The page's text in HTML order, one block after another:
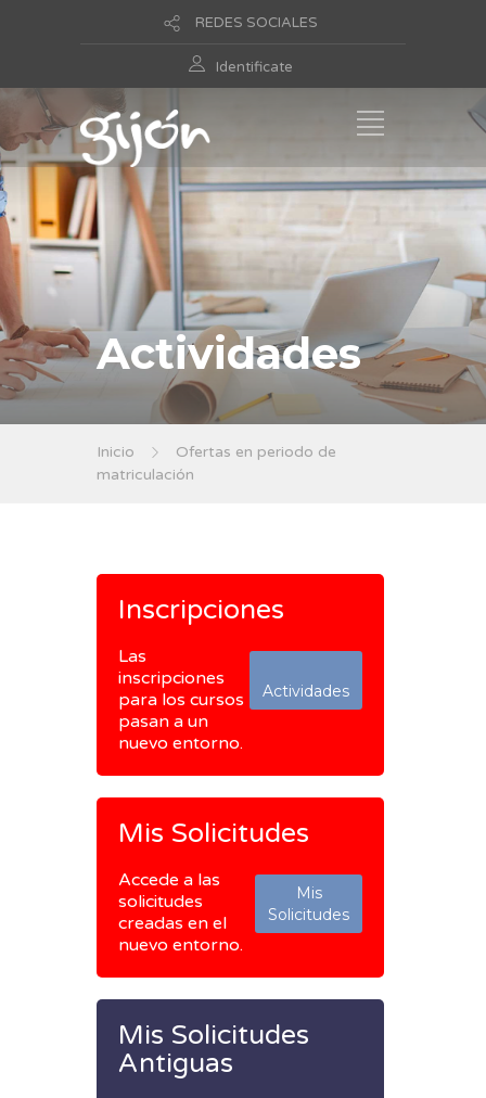
REDES SOCIALES
Identificate
Actividades
Inicio
Ofertas en periodo de
matriculación
Inscripciones
Las
inscripciones
para los cursos
pasan a un
nuevo entorno.
Actividades
Mis Solicitudes
Accede a las
solicitudes
creadas en el
nuevo entorno.
Mis
Solicitudes
Mis Solicitudes
Antiguas